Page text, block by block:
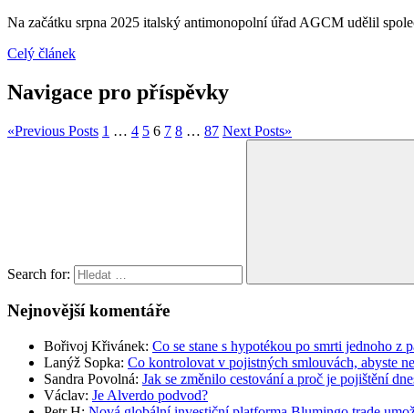
Na začátku srpna 2025 italský antimonopolní úřad AGCM udělil
Celý článek
Navigace pro příspěvky
«Previous Posts 1 … 4 5 6 7 8 … 87 Next Posts»
Search for:
Nejnovější komentáře
Bořivoj Křivánek: Co se stane s hypotékou po smrti jednoho z
Lanýž Sopka: Co kontrolovat v pojistných smlouvách, abyste
Sandra Povolná: Jak se změnilo cestování a proč je pojištění
Václav: Je Alverdo podvod?